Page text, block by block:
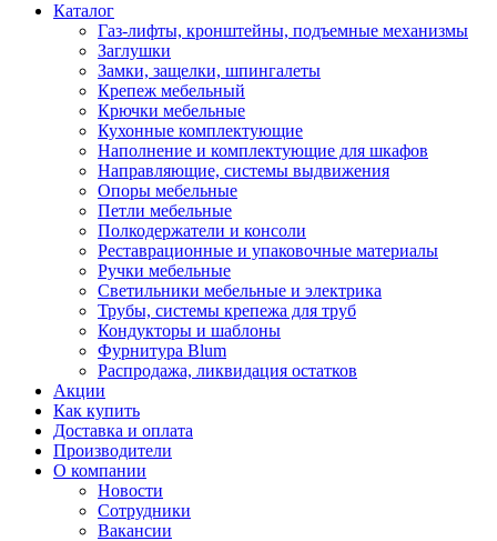
Каталог
Газ-лифты, кронштейны, подъемные механизмы
Заглушки
Замки, защелки, шпингалеты
Крепеж мебельный
Крючки мебельные
Кухонные комплектующие
Наполнение и комплектующие для шкафов
Направляющие, системы выдвижения
Опоры мебельные
Петли мебельные
Полкодержатели и консоли
Реставрационные и упаковочные материалы
Ручки мебельные
Светильники мебельные и электрика
Трубы, системы крепежа для труб
Кондукторы и шаблоны
Фурнитура Blum
Распродажа, ликвидация остатков
Акции
Как купить
Доставка и оплата
Производители
О компании
Новости
Сотрудники
Вакансии